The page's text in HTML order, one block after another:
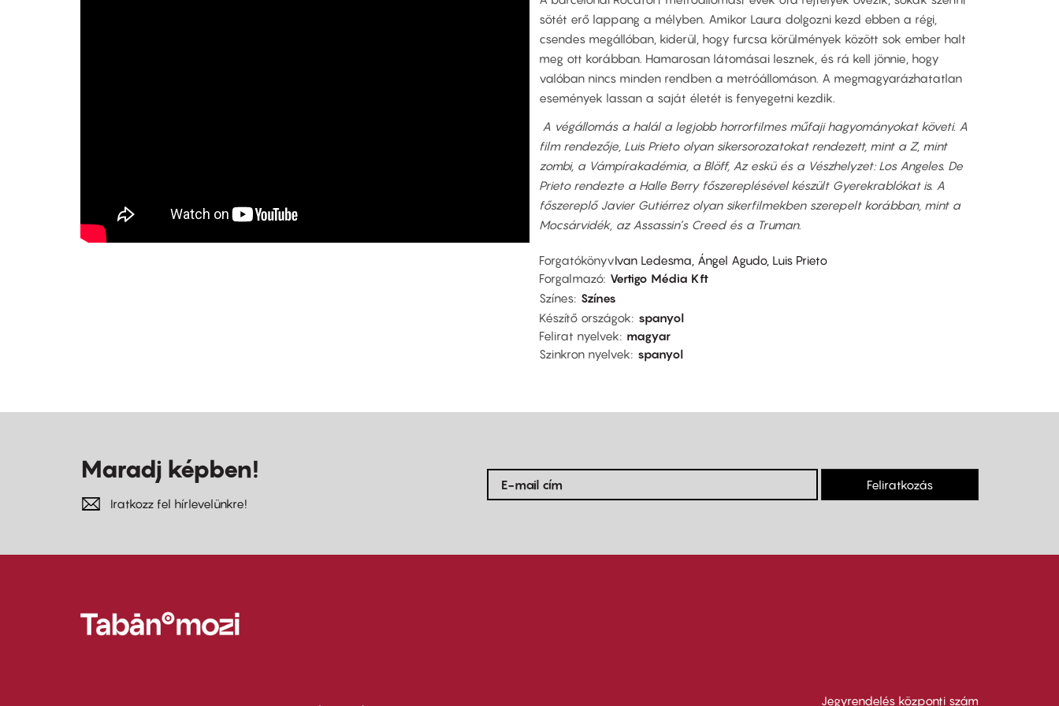
sötét erő lappang a mélyben. Amikor Laura dolgozni kezd ebben a régi,
csendes megállóban, kiderül, hogy furcsa körülmények között sok ember halt
meg ott korábban. Hamarosan látomásai lesznek, és rá kell jönnie, hogy
valóban nincs minden rendben a metróállomáson. A megmagyarázhatatlan
események lassan a saját életét is fenyegetni kezdik.
A végállomás a halál a legjobb horrorfilmes műfaji hagyományokat követi. A
film rendezője, Luis Prieto olyan sikersorozatokat rendezett, mint a Z, mint
zombi, a Vámpírakadémia, a Blöff, Az eskü és a Vészhelyzet: Los Angeles. De
Prieto rendezte a Halle Berry főszereplésével készült Gyerekrablókat is. A
főszereplő Javier Gutiérrez olyan sikerfilmekben szerepelt korábban, mint a
Mocsárvidék, az Assassin’s Creed és a Truman.
ForgatókönyvIvan Ledesma, Ángel Agudo, Luis Prieto
Forgalmazó Vertigo Média Kft
Színes Színes
Készítő országok
spanyol
Felirat nyelvek
magyar
Szinkron nyelvek
spanyol
Maradj képben!
Iratkozz fel hírlevelünkre!
Feliratkozás
Jegyrendelés központi szám